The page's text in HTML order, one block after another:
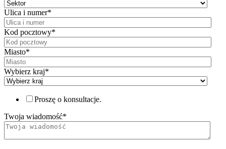
Ulica i numer*
Kod pocztowy*
Miasto*
Wybierz kraj*
Proszę o konsultacje.
Twoja wiadomość*